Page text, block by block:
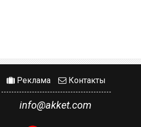
Реклама Контакты
info@akket.com